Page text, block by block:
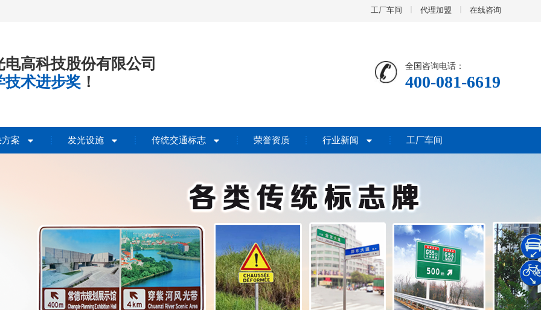
工厂车间 代理加盟 在线咨询
高科技股份有限公司
技术进步奖 ！
全国咨询电话：
400-081-6619
案 发光设施 传统交通标志 荣誉资质 行业新闻 工厂车间